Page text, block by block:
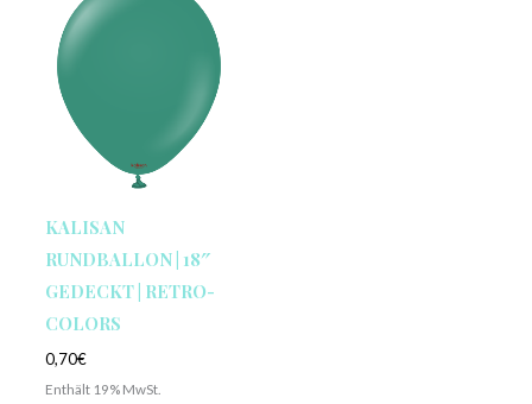
KALISAN
RUNDBALLON | 18″
GEDECKT | RETRO-
COLORS
0,70€
Enthält 19% MwSt.